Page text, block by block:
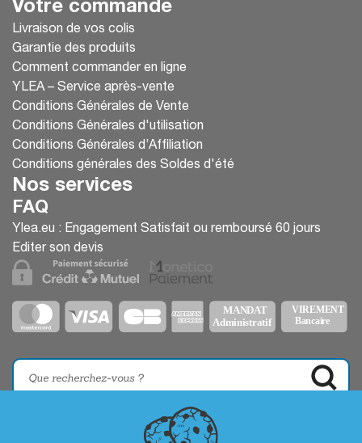
Votre commande
Livraison de vos colis
Garantie des produits
Comment commander en ligne
YLEA – Service après-vente
Conditions Générales de Vente
Conditions Générales d'utilisation
Conditions Générales d’Affiliation
Conditions générales des Soldes d'été
Nos services
FAQ
Ylea.eu : Engagement Satisfait ou remboursé 60 jours
Editer son devis